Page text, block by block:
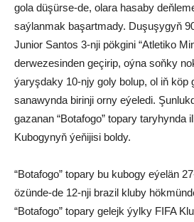
gola düşürse-de, olara hasaby
saýlanmak başartmady. Duşuşygyň
Junior Santos 3-nji pökgini “Atletiko
derwezesinden geçirip, oýna soňky
ýaryşdaky 10-njy goly bolup, ol iň köp
sanawynda birinji orny eýeledi.
gazanan “Botafogo” topary taryhynda
Kubogynyň ýeňijisi boldy.
“Botafogo” topary bu kubogy eýelän
özünde-de 12-nji brazil kluby
“Botafogo” topary gelejk ýylky FIFA